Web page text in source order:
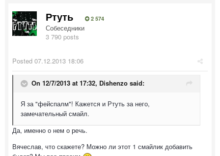
Ртуть 2 574
Собеседники
3 790 posts
Posted 07.12.2013 18:06
On 12/7/2013 at 17:32, Dishenzo said:
Я за "фейспалм"! Кажется и Ртуть за него,
замечательный смайл.
Да, именно о нем о речь.
Вячеслав, что скажете? Можно ли этот 1 смайлик добавить